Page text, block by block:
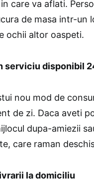
care va aflati.
de masa intr-un
ochii altor oaspeti.
serviciu disponibil
nou mod de
de zi. Daca aveti
dupa-amiezii
care raman
la domiciliu